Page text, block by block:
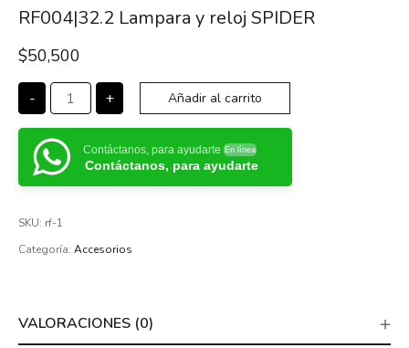
RF004|32.2 Lampara y reloj SPIDER
$50,500
- + Añadir al carrito
Contáctanos, para ayudarte En línea
Contáctanos, para ayudarte
SKU: rf-1
Categoría: Accesorios
VALORACIONES (0)